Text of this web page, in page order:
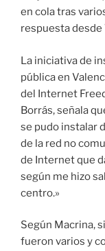
en cola tras
respuesta desde
La iniciativa de
pública en
del Internet
Borrás, señala
se pudo instalar
de la red no
de Internet que
según me hizo
centro.»
Según Macrina,
fueron varios y